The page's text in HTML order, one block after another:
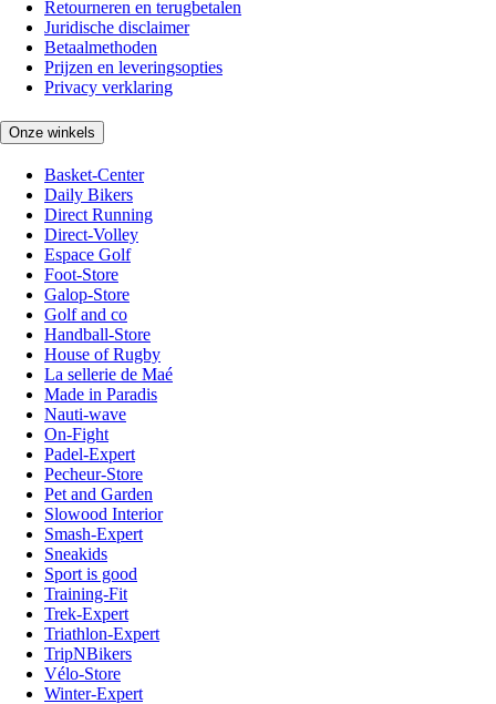
Retourneren en terugbetalen
Juridische disclaimer
Betaalmethoden
Prijzen en leveringsopties
Privacy verklaring
Onze winkels
Basket-Center
Daily Bikers
Direct Running
Direct-Volley
Espace Golf
Foot-Store
Galop-Store
Golf and co
Handball-Store
House of Rugby
La sellerie de Maé
Made in Paradis
Nauti-wave
On-Fight
Padel-Expert
Pecheur-Store
Pet and Garden
Slowood Interior
Smash-Expert
Sneakids
Sport is good
Training-Fit
Trek-Expert
Triathlon-Expert
TripNBikers
Vélo-Store
Winter-Expert